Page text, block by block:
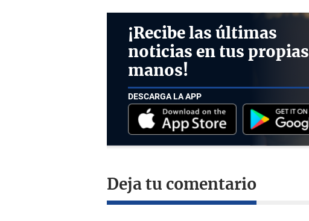
¡Recibe las últimas
noticias en tus propias
manos!
DESCARGA LA APP
Deja tu comentario